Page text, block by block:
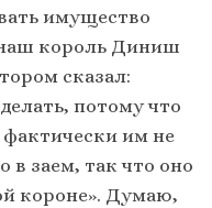
имущество
король Диниш
сказал:
потому что
им не
в заем, так что оно
короне». Думаю,